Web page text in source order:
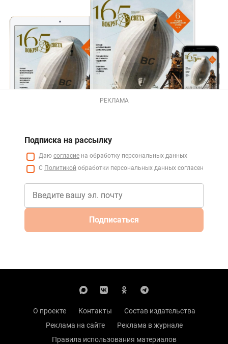
РЕКЛАМА
Подписка на рассылку
Даю согласие на обработку персональных данных
С Политикой обработки персональных данных согласен
Подписаться
О проекте Контакты
Состав издательства
Реклама на сайте
Реклама в журнале
Правила использования материалов